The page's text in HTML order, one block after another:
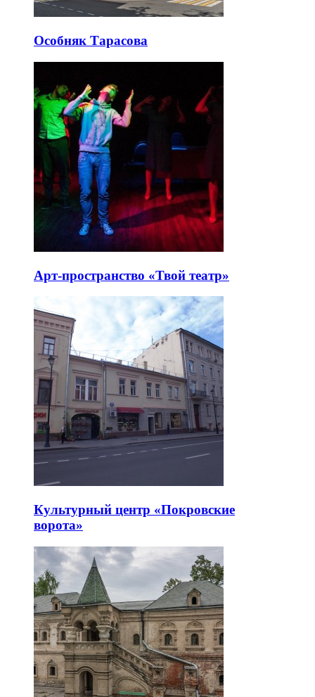
Особняк Тарасова
Арт-пространство «Твой театр»
Культурный центр «Покровские
ворота»